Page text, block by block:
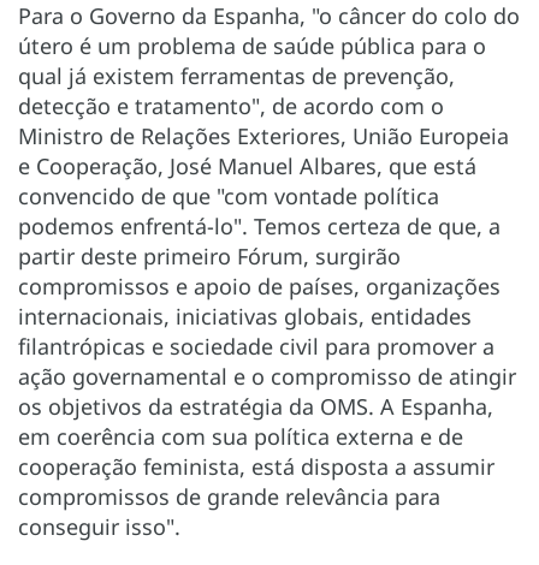
Para o Governo da Espanha, "o câncer do colo do
útero é um problema de saúde pública para o
qual já existem ferramentas de prevenção,
detecção e tratamento", de acordo com o
Ministro de Relações Exteriores, União Europeia
e Cooperação, José Manuel Albares, que está
convencido de que "com vontade política
podemos enfrentá-lo". Temos certeza de que, a
partir deste primeiro Fórum, surgirão
compromissos e apoio de países, organizações
internacionais, iniciativas globais, entidades
filantrópicas e sociedade civil para promover a
ação governamental e o compromisso de atingir
os objetivos da estratégia da OMS. A Espanha,
em coerência com sua política externa e de
cooperação feminista, está disposta a assumir
compromissos de grande relevância para
conseguir isso".